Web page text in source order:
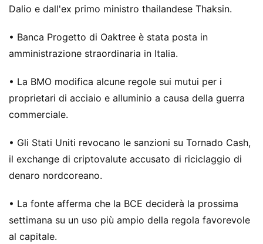
Dalio e dall'ex primo ministro thailandese Thaksin.
• Banca Progetto di Oaktree è stata posta in
amministrazione straordinaria in Italia.
• La BMO modifica alcune regole sui mutui per i
proprietari di acciaio e alluminio a causa della guerra
commerciale.
• Gli Stati Uniti revocano le sanzioni su Tornado Cash,
il exchange di criptovalute accusato di riciclaggio di
denaro nordcoreano.
• La fonte afferma che la BCE deciderà la prossima
settimana su un uso più ampio della regola favorevole
al capitale.